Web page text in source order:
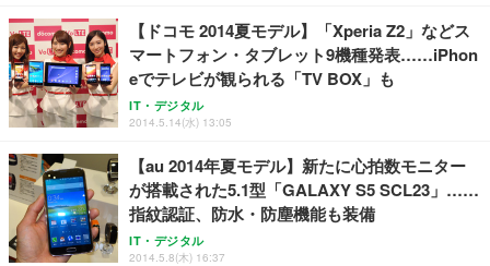
レスト 3Dヘッドレスト ハンガー付き 高反発クッシ
ョン PCチェア 通気性メッシュ ゲーミング/勉強/事
務用 おしゃれ パソコンチェア (ホワイト)
￥7,680
ANDWINT オフィスチェア デスクチェア 肘なし メ
ッシュ 通気性 ランバーサポート付き 腰サポート ガ
ス圧無段階昇降 360度回転 キャスター付き コンパク
ト 幅52×奥行58.5×高さ84～96cm テレワーク 在宅
勤務 ブラック
￥4,139
応 ComfortView ビジネス向け
￥15,800
【MiniLED/24.5inch/280Hz/FHD】GRAPHT THE S
HOOTER Gaming Monitor 24” Essential ゲーミン
グモニター QD 24.5インチ 1ms FHD 量子ドット 残
像低減 (3年保証 | 輝点保証 | 日本メーカー)
￥34,980
￥3,670
アイリスオーヤマ ペットシーツ 超厚型 お徳用 レギ
ュラー 200枚入【Amazon.co.jp限定】
￥3,731
【ドコモ 2014夏モデル】「Xperia Z2」などス
マートフォン・タブレット9機種発表……iPhon
eでテレビが観られる「TV BOX」も
IT・デジタル
2014.5.14(水) 13:05
【au 2014年夏モデル】新たに心拍数モニター
が搭載された5.1型「GALAXY S5 SCL23」……
指紋認証、防水・防塵機能も装備
IT・デジタル
2014.5.8(木) 16:37